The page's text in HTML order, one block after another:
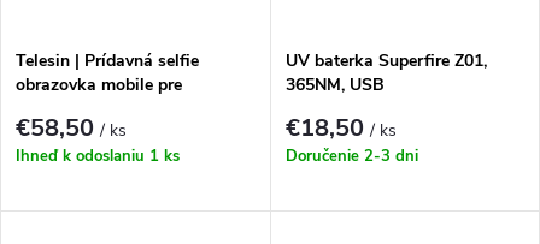
Telesin | Prídavná selfie
obrazovka mobile pre
€58,50/ ks
Ihneď k odoslaniu 1 ks
UV baterka Superfire Z01,
365NM, USB
€18,50/ ks
Doručenie 2-3 dni